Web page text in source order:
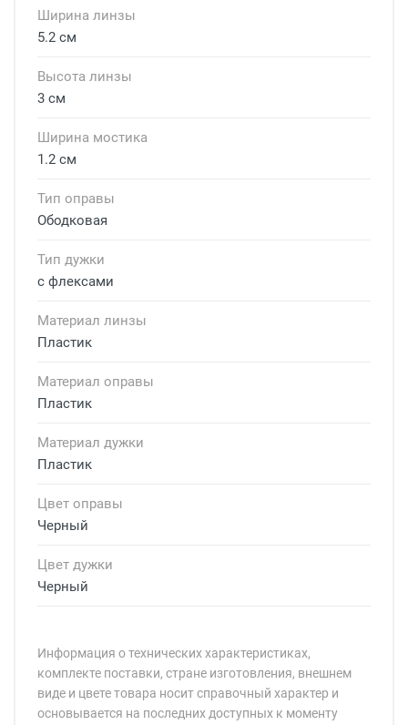
Ширина линзы
5.2 см
Высота линзы
3 см
Ширина мостика
1.2 см
Тип оправы
Ободковая
Тип дужки
с флексами
Материал линзы
Пластик
Материал оправы
Пластик
Материал дужки
Пластик
Цвет оправы
Черный
Цвет дужки
Черный
Информация о технических характеристиках,
комплекте поставки, стране изготовления, внешнем
виде и цвете товара носит справочный характер и
основывается на последних доступных к моменту